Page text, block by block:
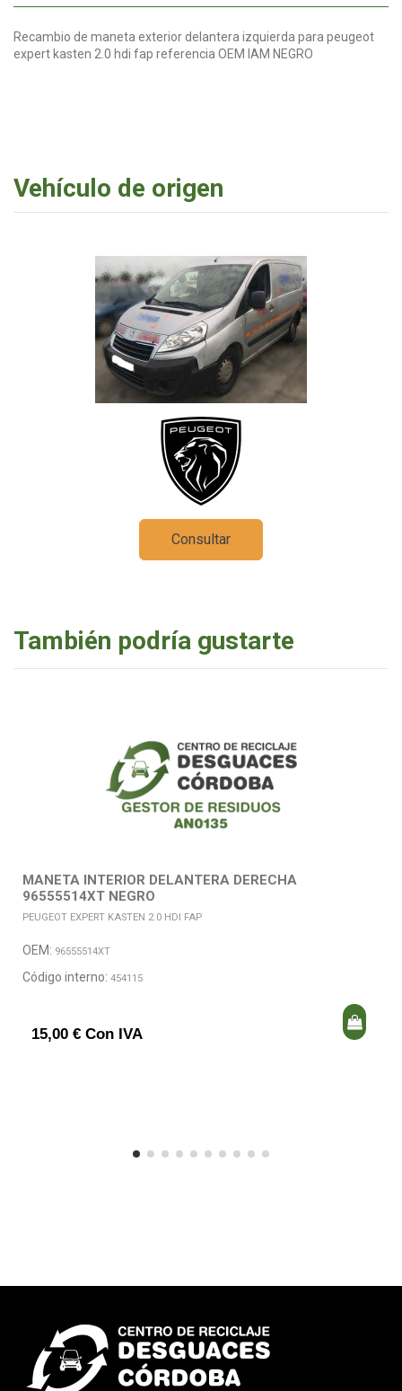
Recambio de maneta exterior delantera izquierda para peugeot
expert kasten 2.0 hdi fap referencia OEM IAM NEGRO
Vehículo de origen
Consultar
También podría gustarte
MANETA INTERIOR DELANTERA DERECHA
96555514XT NEGRO
PEUGEOT EXPERT KASTEN 2.0 HDI FAP
OEM: 96555514XT
Código interno: 454115
15,00 € Con IVA